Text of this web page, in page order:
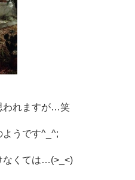
われますが…笑
ようです^_^;
なくては…(>_<)